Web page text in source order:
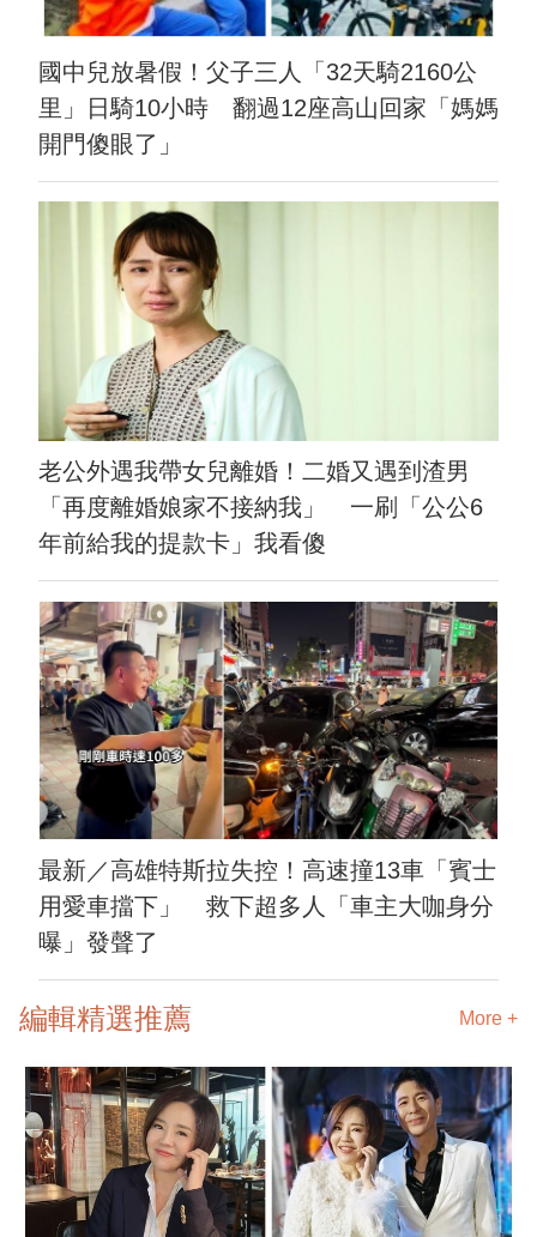
國中兒放暑假！父子三人「32天騎2160公
里」日騎10小時 翻過12座高山回家「媽媽
開門傻眼了」
老公外遇我帶女兒離婚！二婚又遇到渣男
「再度離婚娘家不接納我」 一刷「公公6
年前給我的提款卡」我看傻
最新／高雄特斯拉失控！高速撞13車「賓士
用愛車擋下」 救下超多人「車主大咖身分
曝」發聲了
編輯精選推薦 More +